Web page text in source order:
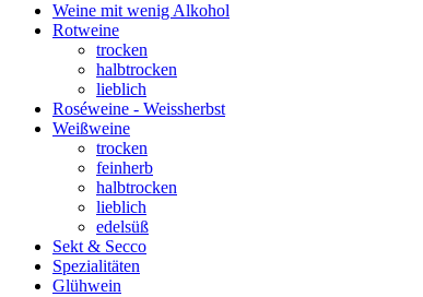
Weine mit wenig Alkohol
Rotweine
trocken
halbtrocken
lieblich
Roséweine - Weissherbst
Weißweine
trocken
feinherb
halbtrocken
lieblich
edelsüß
Sekt & Secco
Spezialitäten
Glühwein